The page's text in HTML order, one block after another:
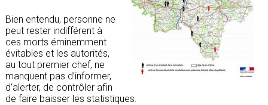
Bien entendu, personne ne
peut rester indifférent à
ces morts éminemment
évitables et les autorités,
au tout premier chef, ne
manquent pas d’informer,
d’alerter, de contrôler afin
de faire baisser les statistiques.